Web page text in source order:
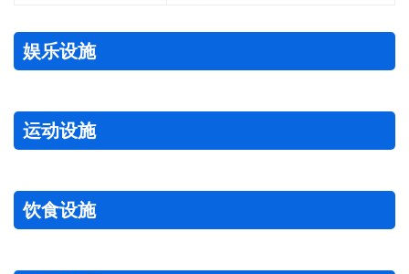
娱乐设施
运动设施
饮食设施